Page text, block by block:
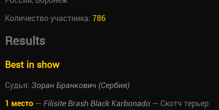
Количество участника: 786
Results
Best in show
Судья: Зоран Бранкович (Сербия)
1 место — Filisite Brash Black Karbonado — Скотч терьер